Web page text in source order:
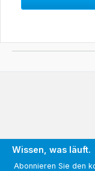
Wissen, was läuft.
Abonnieren Sie den